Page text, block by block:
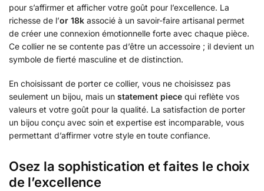
pour s’affirmer et afficher votre goût pour l’excellence. La
richesse de l’or 18k associé à un savoir-faire artisanal permet
de créer une connexion émotionnelle forte avec chaque pièce.
Ce collier ne se contente pas d’être un accessoire ; il devient un
symbole de fierté masculine et de distinction.
En choisissant de porter ce collier, vous ne choisissez pas
seulement un bijou, mais un statement piece qui reflète vos
valeurs et votre goût pour la qualité. La satisfaction de porter
un bijou conçu avec soin et expertise est incomparable, vous
permettant d’affirmer votre style en toute confiance.
Osez la sophistication et faites le choix
de l’excellence